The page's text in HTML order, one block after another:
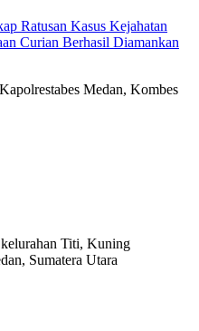
Ratusan Kasus Kejahatan
Curian Berhasil Diamankan
Medan, Kombes
Titi, Kuning
Sumatera Utara